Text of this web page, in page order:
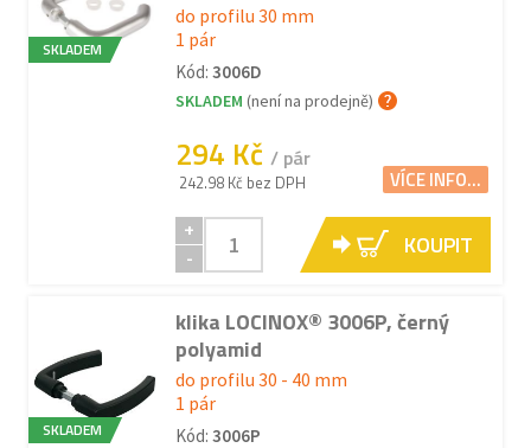
SKLADEM
do profilu 30 mm
1 pár
Kód: 3006D
SKLADEM (není na prodejně)
294 Kč / pár
242.98 Kč bez DPH VÍCE INFO...
+
-
KOUPIT
SKLADEM
klika LOCINOX® 3006P, černý
polyamid
do profilu 30 - 40 mm
1 pár
Kód: 3006P